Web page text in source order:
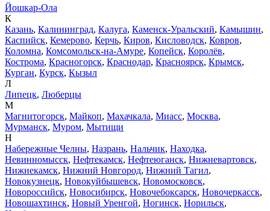
Йошкар-Ола
К
Казань, Калининград, Калуга, Каменск-Уральский, Камышин,
Каспийск, Кемерово, Керчь, Киров, Кисловодск, Ковров,
Коломна, Комсомольск-на-Амуре, Копейск, Королёв,
Кострома, Красногорск, Краснодар, Красноярск, Крымск,
Курган, Курск, Кызыл
Л
Липецк, Люберцы
М
Магнитогорск, Майкоп, Махачкала, Миасс, Москва,
Мурманск, Муром, Мытищи
Н
Набережные Челны, Назрань, Нальчик, Находка,
Невинномысск, Нефтекамск, Нефтеюганск, Нижневартовск,
Нижнекамск, Нижний Новгород, Нижний Тагил,
Новокузнецк, Новокуйбышевск, Новомосковск,
Новороссийск, Новосибирск, Новочебоксарск, Новочеркасск,
Новошахтинск, Новый Уренгой, Ногинск, Норильск,